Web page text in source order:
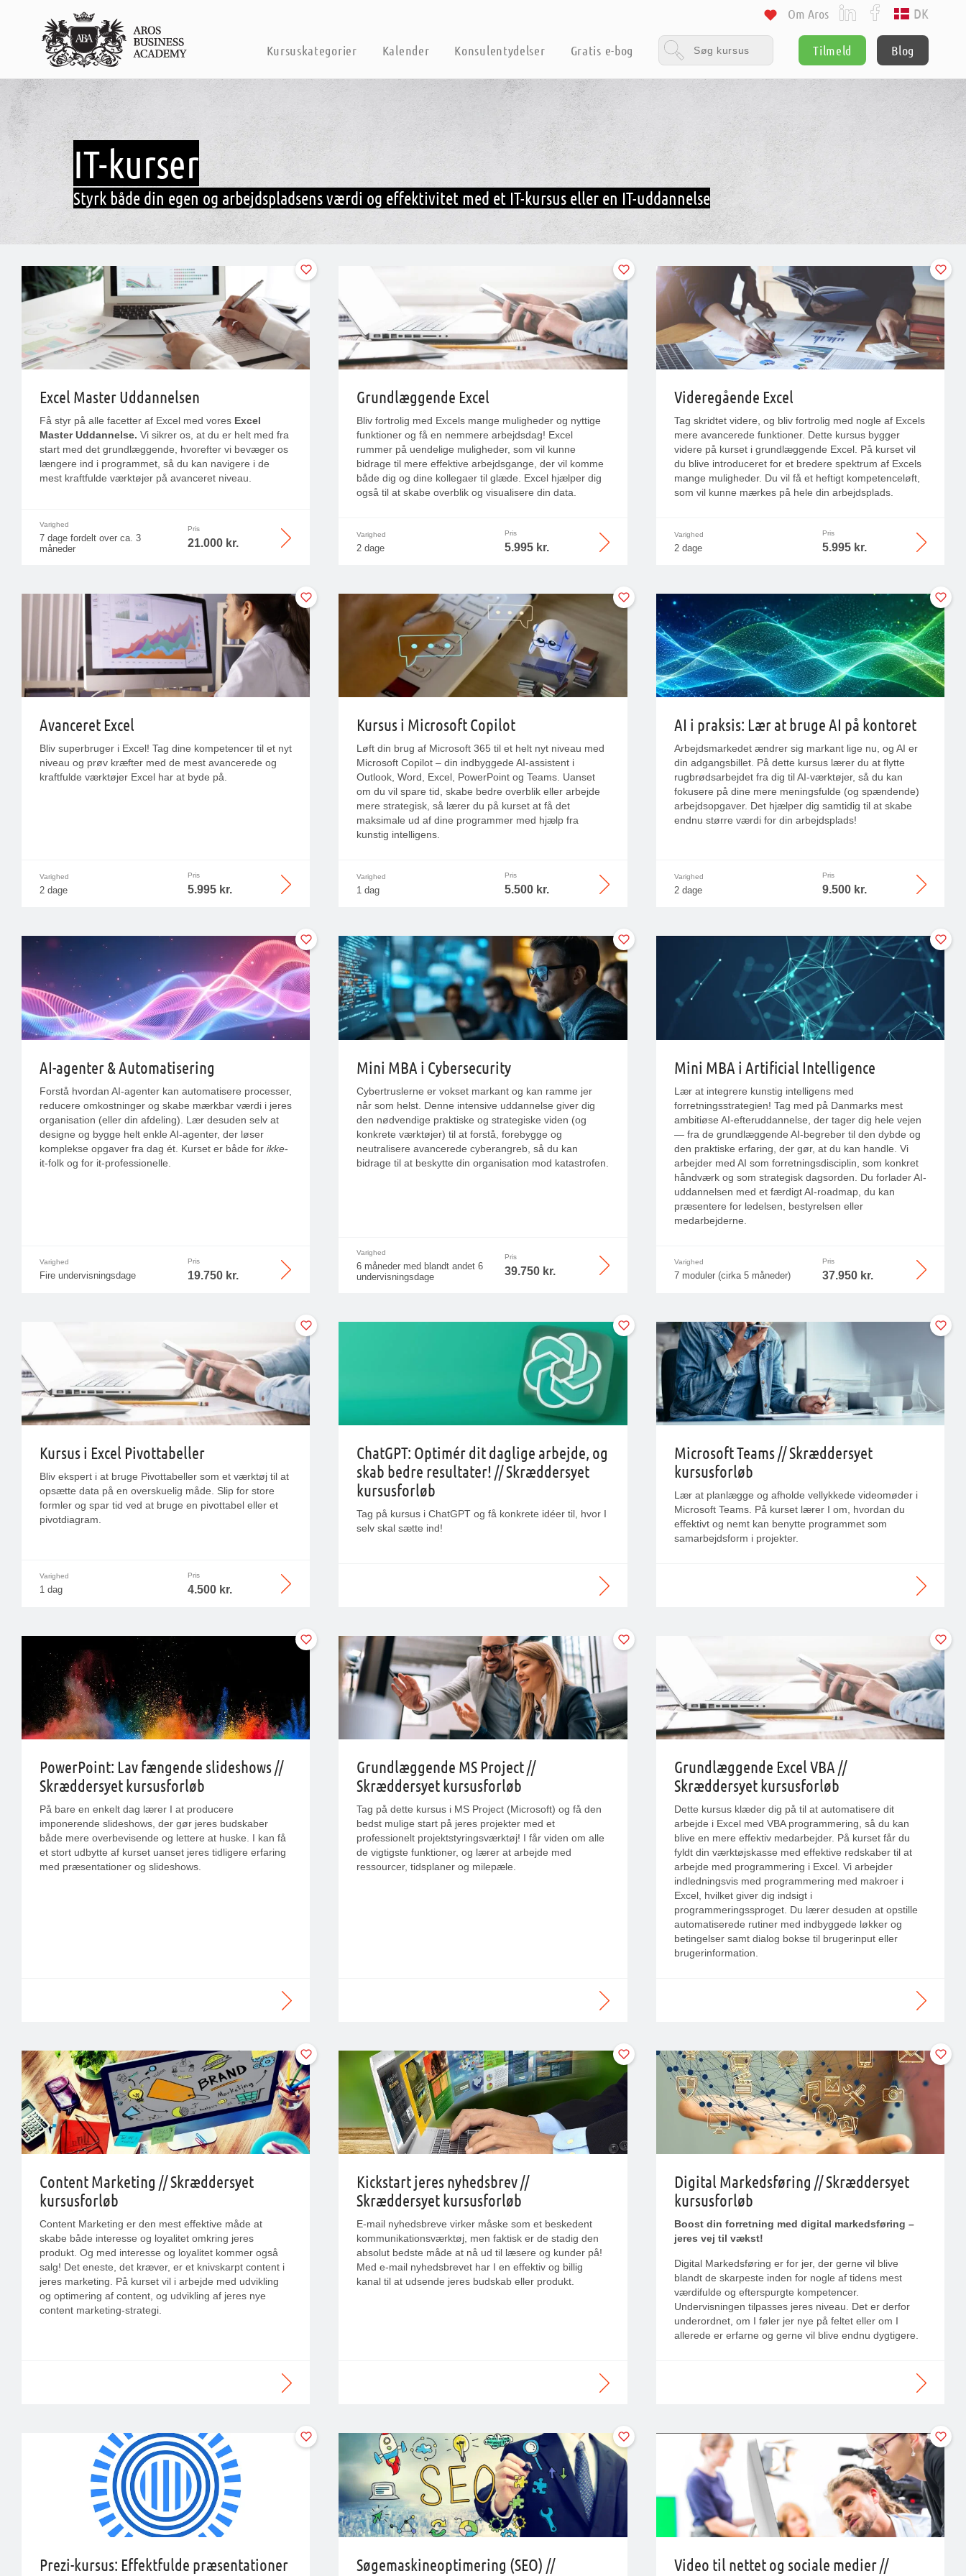
Kursuskategorier Kalender Konsulentydelser Gratis e-bog Tilmeld Blog
Om Aros DK
IT-kurser
Styrk både din egen og arbejdspladsens værdi og effektivitet med et IT-kursus eller en IT-uddannelse
Excel Master Uddannelsen
Få styr på alle facetter af Excel med vores Excel
Master Uddannelse. Vi sikrer os, at du er helt med fra
start med det grundlæggende, hvorefter vi bevæger os
længere ind i programmet, så du kan navigere i de
mest kraftfulde værktøjer på avanceret niveau.
Varighed
7 dage fordelt over ca. 3
måneder
Pris
21.000 kr.
Grundlæggende Excel
Bliv fortrolig med Excels mange muligheder og nyttige
funktioner og få en nemmere arbejdsdag! Excel
rummer på uendelige muligheder, som vil kunne
bidrage til mere effektive arbejdsgange, der vil komme
både dig og dine kollegaer til glæde. Excel hjælper dig
også til at skabe overblik og visualisere din data.
Varighed
2 dage
Pris
5.995 kr.
Videregående Excel
Tag skridtet videre, og bliv fortrolig med nogle af Excels
mere avancerede funktioner. Dette kursus bygger
videre på kurset i grundlæggende Excel. På kurset vil
du blive introduceret for et bredere spektrum af Excels
mange muligheder. Du vil få et heftigt kompetenceløft,
som vil kunne mærkes på hele din arbejdsplads.
Varighed
2 dage
Pris
5.995 kr.
Avanceret Excel
Bliv superbruger i Excel! Tag dine kompetencer til et nyt
niveau og prøv kræfter med de mest avancerede og
kraftfulde værktøjer Excel har at byde på.
Varighed
2 dage
Pris
5.995 kr.
Kursus i Microsoft Copilot
Løft din brug af Microsoft 365 til et helt nyt niveau med
Microsoft Copilot – din indbyggede AI-assistent i
Outlook, Word, Excel, PowerPoint og Teams. Uanset
om du vil spare tid, skabe bedre overblik eller arbejde
mere strategisk, så lærer du på kurset at få det
maksimale ud af dine programmer med hjælp fra
kunstig intelligens.
Varighed
1 dag
Pris
5.500 kr.
AI i praksis: Lær at bruge AI på kontoret
Arbejdsmarkedet ændrer sig markant lige nu, og AI er
din adgangsbillet. På dette kursus lærer du at flytte
rugbrødsarbejdet fra dig til AI-værktøjer, så du kan
fokusere på dine mere meningsfulde (og spændende)
arbejdsopgaver. Det hjælper dig samtidig til at skabe
endnu større værdi for din arbejdsplads!
Varighed
2 dage
Pris
9.500 kr.
AI-agenter & Automatisering
Forstå hvordan AI-agenter kan automatisere processer,
reducere omkostninger og skabe mærkbar værdi i jeres
organisation (eller din afdeling). Lær desuden selv at
designe og bygge helt enkle AI-agenter, der løser
komplekse opgaver fra dag ét. Kurset er både for ikke-
it-folk og for it-professionelle.
Varighed
Fire undervisningsdage
Pris
19.750 kr.
Mini MBA i Cybersecurity
Cybertruslerne er vokset markant og kan ramme jer
når som helst. Denne intensive uddannelse giver dig
den nødvendige praktiske og strategiske viden (og
konkrete værktøjer) til at forstå, forebygge og
neutralisere avancerede cyberangreb, så du kan
bidrage til at beskytte din organisation mod katastrofen.
Varighed
6 måneder med blandt andet 6
undervisningsdage
Pris
39.750 kr.
Mini MBA i Artificial Intelligence
Lær at integrere kunstig intelligens med
forretningsstrategien! Tag med på Danmarks mest
ambitiøse AI-efteruddannelse, der tager dig hele vejen
— fra de grundlæggende AI-begreber til den dybde og
den praktiske erfaring, der gør, at du kan handle. Vi
arbejder med AI som forretningsdisciplin, som konkret
håndværk og som strategisk dagsorden. Du forlader AI-
uddannelsen med et færdigt AI-roadmap, du kan
præsentere for ledelsen, bestyrelsen eller
medarbejderne.
Varighed
7 moduler (cirka 5 måneder)
Pris
37.950 kr.
Kursus i Excel Pivottabeller
Bliv ekspert i at bruge Pivottabeller som et værktøj til at
opsætte data på en overskuelig måde. Slip for store
formler og spar tid ved at bruge en pivottabel eller et
pivotdiagram.
Varighed
1 dag
Pris
4.500 kr.
ChatGPT: Optimér dit daglige arbejde, og
skab bedre resultater! // Skræddersyet
kursusforløb
Tag på kursus i ChatGPT og få konkrete idéer til, hvor I
selv skal sætte ind!
Microsoft Teams // Skræddersyet
kursusforløb
Lær at planlægge og afholde vellykkede videomøder i
Microsoft Teams. På kurset lærer I om, hvordan du
effektivt og nemt kan benytte programmet som
samarbejdsform i projekter.
PowerPoint: Lav fængende slideshows //
Skræddersyet kursusforløb
På bare en enkelt dag lærer I at producere
imponerende slideshows, der gør jeres budskaber
både mere overbevisende og lettere at huske. I kan få
et stort udbytte af kurset uanset jeres tidligere erfaring
med præsentationer og slideshows.
Grundlæggende MS Project //
Skræddersyet kursusforløb
Tag på dette kursus i MS Project (Microsoft) og få den
bedst mulige start på jeres projekter med et
professionelt projektstyringsværktøj! I får viden om alle
de vigtigste funktioner, og lærer at arbejde med
ressourcer, tidsplaner og milepæle.
Grundlæggende Excel VBA //
Skræddersyet kursusforløb
Dette kursus klæder dig på til at automatisere dit
arbejde i Excel med VBA programmering, så du kan
blive en mere effektiv medarbejder. På kurset får du
fyldt din værktøjskasse med effektive redskaber til at
arbejde med programmering i Excel. Vi arbejder
indledningsvis med programmering med makroer i
Excel, hvilket giver dig indsigt i
programmeringssproget. Du lærer desuden at opstille
automatiserede rutiner med indbyggede løkker og
betingelser samt dialog bokse til brugerinput eller
brugerinformation.
Content Marketing // Skræddersyet
kursusforløb
Content Marketing er den mest effektive måde at
skabe både interesse og loyalitet omkring jeres
produkt. Og med interesse og loyalitet kommer også
salg! Det eneste, det kræver, er et knivskarpt content i
jeres marketing. På kurset vil i arbejde med udvikling
og optimering af content, og udvikling af jeres nye
content marketing-strategi.
Kickstart jeres nyhedsbrev //
Skræddersyet kursusforløb
E-mail nyhedsbreve virker måske som et beskedent
kommunikationsværktøj, men faktisk er de stadig den
absolut bedste måde at nå ud til læsere og kunder på!
Med e-mail nyhedsbrevet har I en effektiv og billig
kanal til at udsende jeres budskab eller produkt.
Digital Markedsføring // Skræddersyet
kursusforløb
Boost din forretning med digital markedsføring –
jeres vej til vækst!
Digital Markedsføring er for jer, der gerne vil blive
blandt de skarpeste inden for nogle af tidens mest
værdifulde og efterspurgte kompetencer.
Undervisningen tilpasses jeres niveau. Det er derfor
underordnet, om I føler jer nye på feltet eller om I
allerede er erfarne og gerne vil blive endnu dygtigere.
Prezi-kursus: Effektfulde præsentationer
Søgemaskineoptimering (SEO) //
Video til nettet og sociale medier //